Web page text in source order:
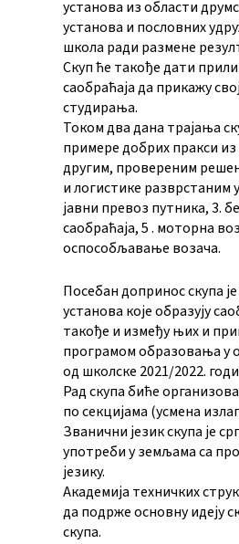
установа из области
установа и пословних
школа ради размене
Скуп ће такође дати
саобраћаја да прикажу
студирања.
Током два дана трајања
примере добрих пракси из
другим, провереним
и логистике разврстаним
јавни превоз путника, 3.
саобраћаја, 5 . моторна
оспособљавање возача.
Посебан допринос скупа
установа које образују
такође и између њих и
програмом образовања у
од школске 2021/2022.
Рад скупа биће
по секцијама (усмена
Званични језик скупа је
употреби у земљама са
језику.
Академија техничких
да подрже основну идеју
скупа.